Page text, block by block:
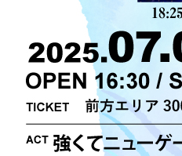
わんふぁす！
BLOG MOVIE